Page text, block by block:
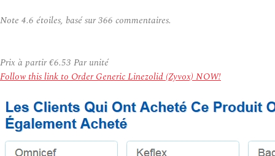
Note 4.6 étoiles, basé sur366 commentaires.
Prix à partir€6.53 Par unité
Follow this link to Order Generic Linezolid (Zyvox) NOW!